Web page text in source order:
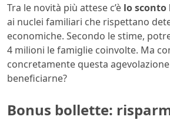
Tra le novità più attese c’è lo
ai nuclei familiari che rispettano
economiche. Secondo le stime,
4 milioni le famiglie coinvolte. Ma
concretamente questa
beneficiarne?
Bonus bollette: